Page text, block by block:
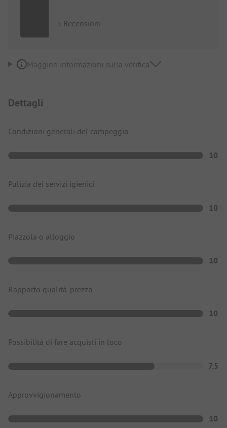
5 Recensioni
Maggiori informazioni sulla verifica
Dettagli
Condizioni generali del campeggio
10
Pulizia dei servizi igienici
10
Piazzola o alloggio
10
Rapporto qualità-prezzo
10
Possibilità di fare acquisti in loco
7.5
Approvvigionamento
10